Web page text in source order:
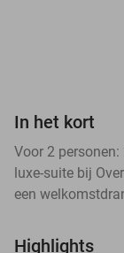
In het kort
Voor 2
luxe-suite bij
een
Highlights